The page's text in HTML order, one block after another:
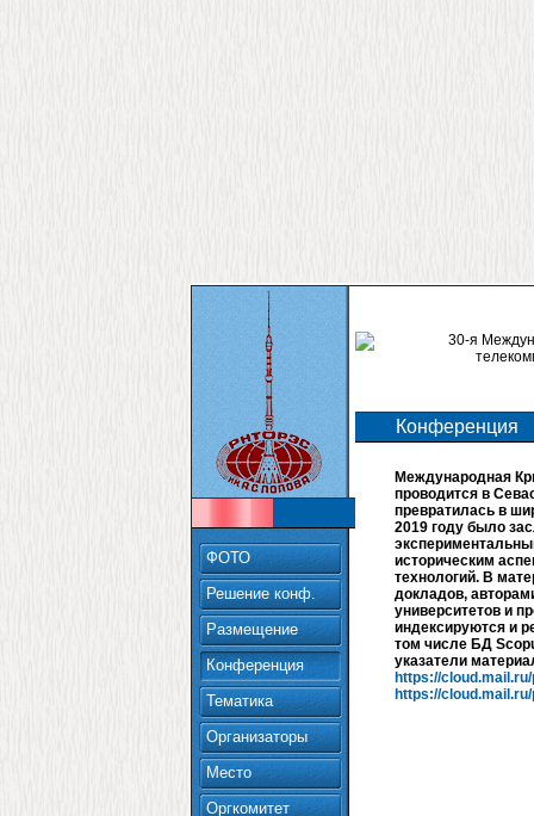
ФОТО
Решение конф.
Размещение
Конференция
Тематика
Организаторы
Место
Оргкомитет
Конференция
Международная
проводится в
превратилась в
2019 году было
историческим
технологий. В
докладов,
университетов и
индексируются и
том числе БД
указатели
https://
https://